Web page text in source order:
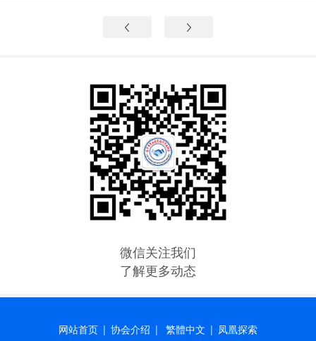
微信关注我们
了解更多动态
网站首页 | 协会介绍 | 繁體中文 | 凤凰探索